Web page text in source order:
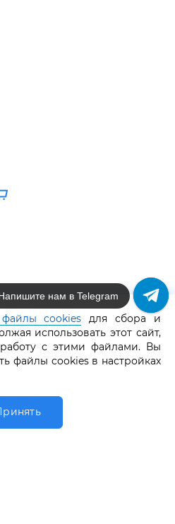
Каталог Избранное
файлы cookies для сбора и
использовать этот сайт,
с этими файлами. Вы
файлы cookies в настройках
нам в Telegram